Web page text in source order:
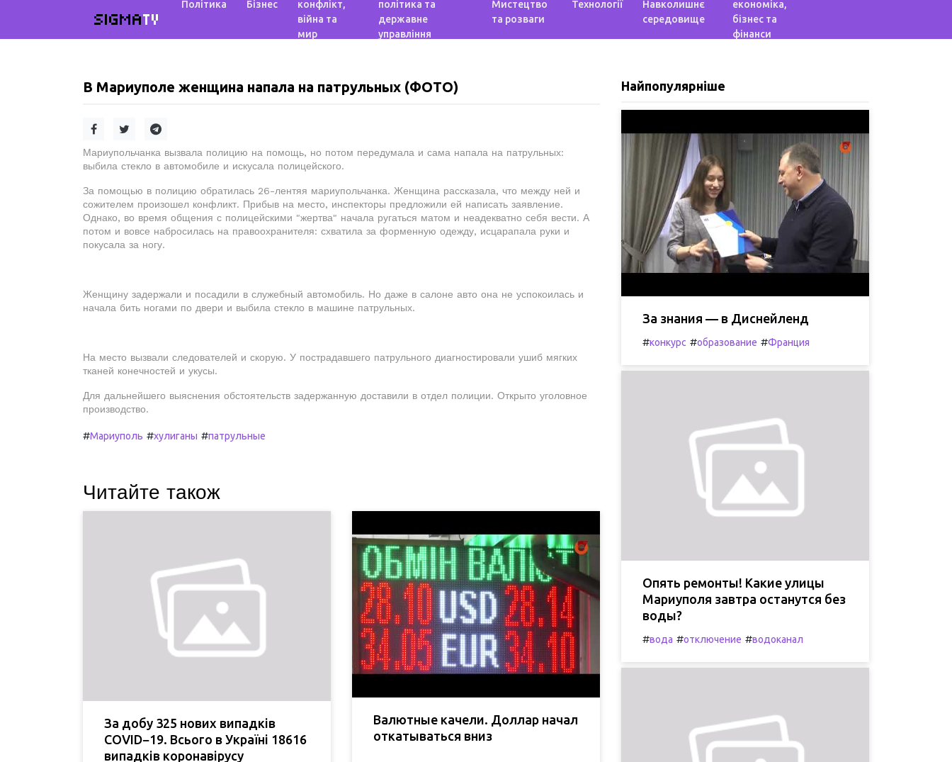
SIGMATV
Політика Бізнес
конфлікт,
війна та
мир
політика та
державне
управління
Мистецтво
та розваги
Технології
Навколишнє
середовище
економіка,
бізнес та
фінанси
В Мариуполе женщина напала на патрульных (ФОТО)
Мариупольчанка вызвала полицию на помощь, но потом передумала и сама напала на патрульных:
выбила стекло в автомобиле и искусала полицейского.
За помощью в полицию обратилась 26-лентяя мариупольчанка. Женщина рассказала, что между ней и
сожителем произошел конфликт. Прибыв на место, инспекторы предложили ей написать заявление.
Однако, во время общения с полицейскими "жертва" начала ругаться матом и неадекватно себя вести. А
потом и вовсе набросилась на правоохранителя: схватила за форменную одежду, исцарапала руки и
покусала за ногу.
Женщину задержали и посадили в служебный автомобиль. Но даже в салоне авто она не успокоилась и
начала бить ногами по двери и выбила стекло в машине патрульных.
На место вызвали следователей и скорую. У пострадавшего патрульного диагностировали ушиб мягких
тканей конечностей и укусы.
Для дальнейшего выяснения обстоятельств задержанную доставили в отдел полиции. Открыто уголовное
производство.
#Мариуполь #хулиганы #патрульные
Читайте також
За добу 325 нових випадків
COVID−19. Всього в Україні 18616
випадків коронавірусу
Валютные качели. Доллар начал
откатываться вниз
Найпопулярніше
За знания — в Диснейленд
#конкурс #образование #Франция
Опять ремонты! Какие улицы
Мариуполя завтра останутся без
воды?
#вода #отключение #водоканал